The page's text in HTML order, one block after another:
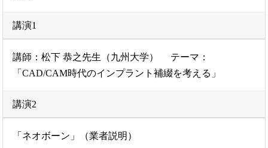
講演1
講師：松下 恭之先生（九州大学） テーマ：
「CAD/CAM時代のインプラント補綴を考える」
講演2
「ネオボーン」（業者説明）